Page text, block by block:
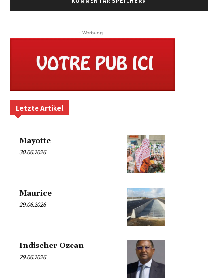
- Werbung -
Letzte Artikel
Mayotte
30.06.2026
Maurice
29.06.2026
Indischer Ozean
29.06.2026